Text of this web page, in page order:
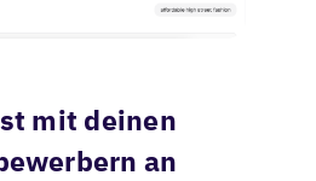
mit deinen
an